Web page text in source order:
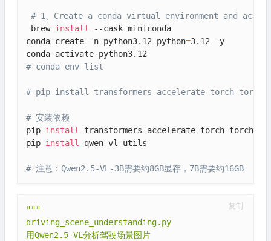
# 1、Create a conda virtual environment and
brew install --cask miniconda
conda create -n python3.12 python=3.12 -y
# conda env list
# pip install transformers accelerate torch
# 安装依赖
pip install transformers accelerate torch
pip install qwen-vl-utils
# 注意：Qwen2.5-VL-3B需要约8GB显存，7B需要约16GB
"""
driving_scene_understanding.py
用Qwen2.5-VL分析驾驶场景图片
复制